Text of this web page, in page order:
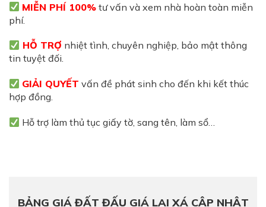
MIỄN PHÍ 100% tư vấn và xem nhà hoàn toàn miễn
phí.
HỖ TRỢ nhiệt tình, chuyên nghiệp, bảo mật thông
tin tuyệt đối.
GIẢI QUYẾT vấn đề phát sinh cho đến khi kết thúc
hợp đồng.
Hỗ trợ làm thủ tục giấy tờ, sang tên, làm sổ…
BẢNG GIÁ ĐẤT ĐẤU GIÁ LAI XÁ CẬP NHẬT